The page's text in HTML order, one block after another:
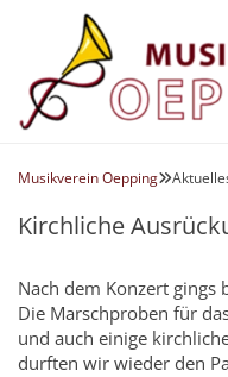
Die Kapelle
Horn
Klarinette
Posaune
Vorstand
Chronik
Termine
Musikverein Oepping
Kirchliche
Nach dem Konzert gings
Die Marschproben für
und auch einige
durften wir wieder den